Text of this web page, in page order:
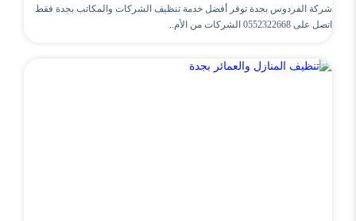
شركة الفردوس بجدة توفر أفضل خدمة تنظيف الشركات والمكاتب بجدة فقط
اتصل على 0552322668 الشركات من الأم..